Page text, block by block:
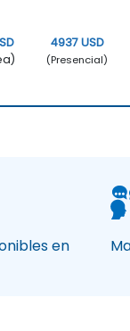
4937 USD
(Presencial)
en